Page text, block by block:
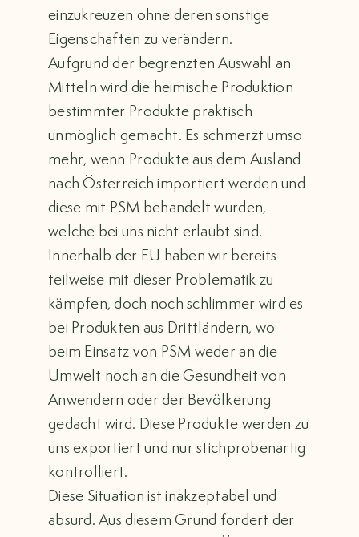
einzukreuzen ohne deren sonstige
Eigenschaften zu verändern.
Aufgrund der begrenzten Auswahl an
Mitteln wird die heimische Produktion
bestimmter Produkte praktisch
unmöglich gemacht. Es schmerzt umso
mehr, wenn Produkte aus dem Ausland
nach Österreich importiert werden und
diese mit PSM behandelt wurden,
welche bei uns nicht erlaubt sind.
Innerhalb der EU haben wir bereits
teilweise mit dieser Problematik zu
kämpfen, doch noch schlimmer wird es
bei Produkten aus Drittländern, wo
beim Einsatz von PSM weder an die
Umwelt noch an die Gesundheit von
Anwendern oder der Bevölkerung
gedacht wird. Diese Produkte werden zu
uns exportiert und nur stichprobenartig
kontrolliert.
Diese Situation ist inakzeptabel und
absurd. Aus diesem Grund fordert der